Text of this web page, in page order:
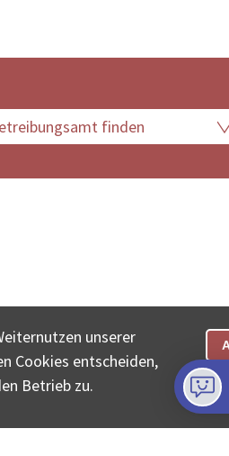
unserer
Cookies entscheiden,
Betrieb zu.
AG
der Collecta